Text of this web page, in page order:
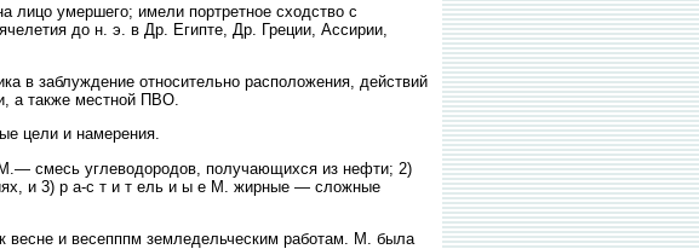
умершего; имели портретное сходство с
до н. э. в Др. Египте, Др. Греции, Ассирии,
в заблуждение относительно расположения, действий
а также местной ПВО.
цели и намерения.
смесь углеводородов, получающихся из нефти; 2)
и 3) р а-с т и т ель и ы е М. жирные — сложные
и весепппм земледельческим работам. М. была